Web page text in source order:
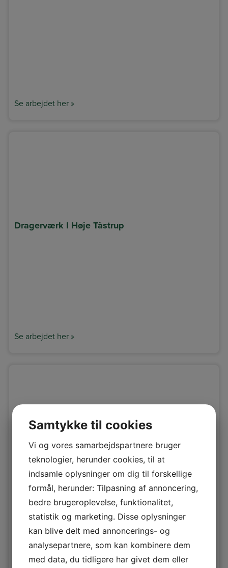
Se arbejdet her »
Dragerværk I Høje Tåstrup
Se arbejdet her »
Udskiftning af Velux vinduer i Hedehusende
Samtykke til cookies
Vi og vores samarbejdspartnere bruger
teknologier, herunder cookies, til at
indsamle oplysninger om dig til forskellige
formål, herunder: Tilpasning af annoncering,
bedre brugeroplevelse, funktionalitet,
statistik og marketing. Disse oplysninger
kan blive delt med annoncerings- og
analysepartnere, som kan kombinere dem
med data, du tidligere har givet dem eller